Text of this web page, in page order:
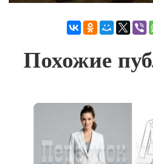
Похожие